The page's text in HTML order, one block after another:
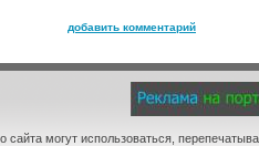
добавить комментарий
сайта могут использоваться,